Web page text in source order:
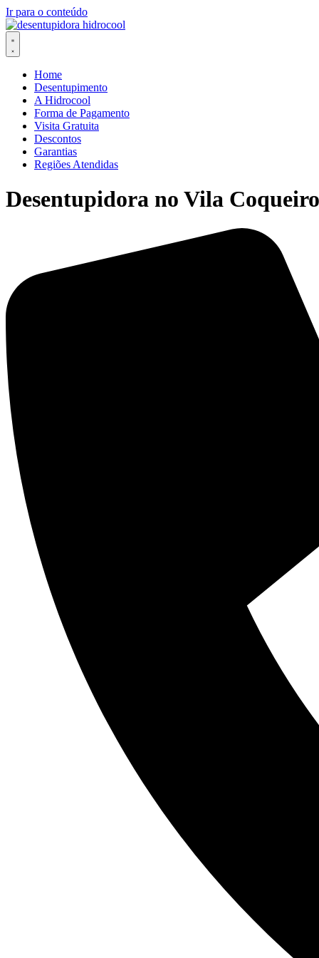
Ir para o conteúdo
Home
Desentupimento
A Hidrocool
Forma de Pagamento
Visita Gratuita
Descontos
Garantias
Regiões Atendidas
Desentupidora no Vila